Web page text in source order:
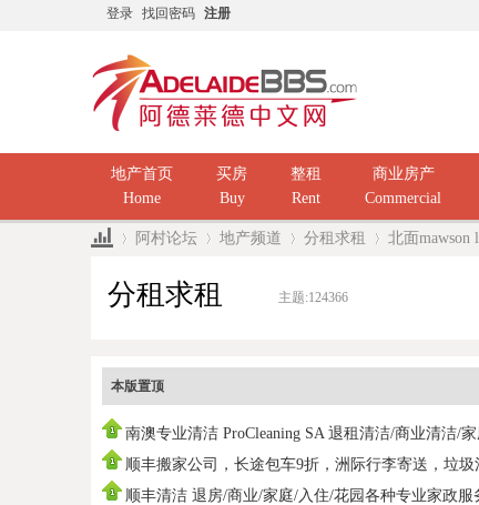
登录 找回密码 注册
地产首页
Home
买房
Buy
整租
Rent
商业房产
Commercial
阿村论坛 地产频道 分租求租 北面mawson
分租求租 主题:124366
本版置顶
南澳专业清洁 ProCleaning SA 退租清洁/商业清洁/
洁/ 民顺丰搬家公司，长途包车9折，洲际行李寄送，垃圾
运，中国海运
顺丰清洁 退房/商业/家庭/入住/花园各种专业家政服